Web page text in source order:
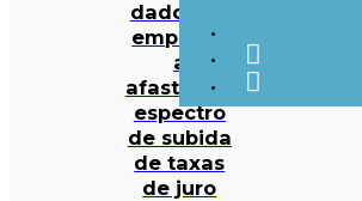
dados de
emprego
a
afastarem
espectro
de subida
de taxas
de juro